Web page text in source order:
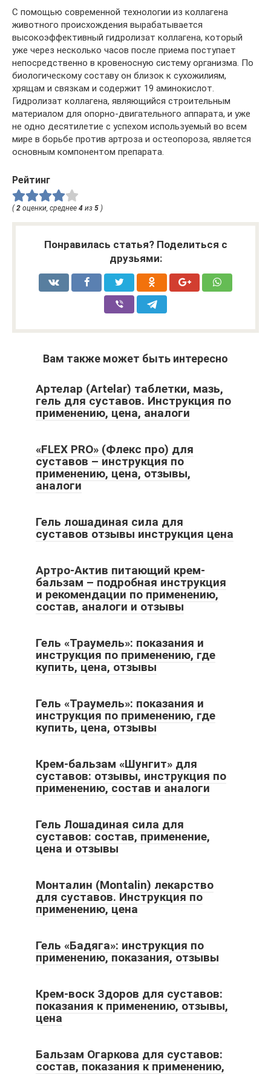
С помощью современной технологии из коллагена
животного происхождения вырабатывается
высокоэффективный гидролизат коллагена, который
уже через несколько часов после приема поступает
непосредственно в кровеносную систему организма. По
биологическому составу он близок к сухожилиям,
хрящам и связкам и содержит 19 аминокислот.
Гидролизат коллагена, являющийся строительным
материалом для опорно-двигательного аппарата, и уже
не одно десятилетие с успехом используемый во всем
мире в борьбе против артроза и остеопороза, является
основным компонентом препарата.
Рейтинг
( 2 оценки, среднее 4 из 5 )
Понравилась статья? Поделиться с
друзьями:
Вам также может быть интересно
Артелар (Artelar) таблетки, мазь,
гель для суставов. Инструкция по
применению, цена, аналоги
«FLEX PRO» (Флекс про) для
суставов – инструкция по
применению, цена, отзывы,
аналоги
Гель лошадиная сила для
суставов отзывы инструкция цена
Артро-Актив питающий крем-
бальзам – подробная инструкция
и рекомендации по применению,
состав, аналоги и отзывы
Гель «Траумель»: показания и
инструкция по применению, где
купить, цена, отзывы
Гель «Траумель»: показания и
инструкция по применению, где
купить, цена, отзывы
Крем-бальзам «Шунгит» для
суставов: отзывы, инструкция по
применению, состав и аналоги
Гель Лошадиная сила для
суставов: состав, применение,
цена и отзывы
Монталин (Montalin) лекарство
для суставов. Инструкция по
применению, цена
Гель «Бадяга»: инструкция по
применению, показания, отзывы
Крем-воск Здоров для суставов:
показания к применению, отзывы,
цена
Бальзам Огаркова для суставов:
состав, показания к применению,